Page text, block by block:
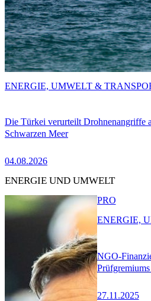
Die Türkei verurteilt Drohnenangriffe
Schwarzen Meer
04.08.2026
ENERGIE, UMWELT &
ENERGIE UND UMWELT
NGO-
27.11.2025
PRO
ENERGIE,